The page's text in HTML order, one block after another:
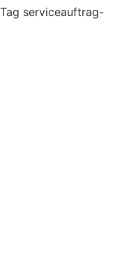
serviceauftrag-